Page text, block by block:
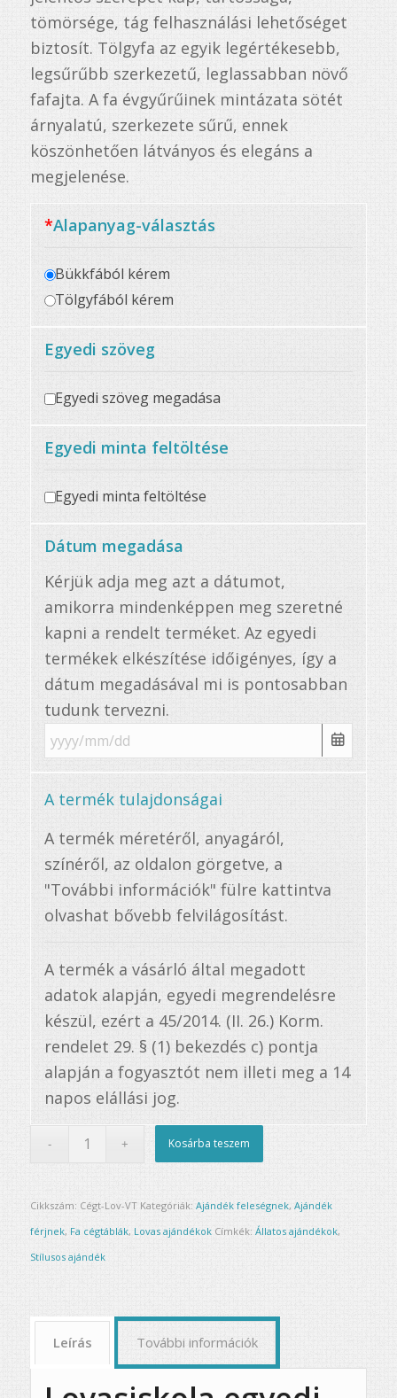
tömörsége, tág felhasználási lehetőséget
biztosít. Tölgyfa az egyik legértékesebb,
legsűrűbb szerkezetű, leglassabban növő
fafajta. A fa évgyűrűinek mintázata sötét
árnyalatú, szerkezete sűrű, ennek
köszönhetően látványos és elegáns a
megjelenése.
*Alapanyag-választás
Bükkfából kérem
Tölgyfából kérem
Egyedi szöveg
Egyedi szöveg megadása
Egyedi minta feltöltése
Egyedi minta feltöltése
Dátum megadása
Kérjük adja meg azt a dátumot,
amikorra mindenképpen meg szeretné
kapni a rendelt terméket. Az egyedi
termékek elkészítése időigényes, így a
dátum megadásával mi is pontosabban
tudunk tervezni.
A termék tulajdonságai
A termék méretéről, anyagáról,
színéről, az oldalon görgetve, a
"További információk" fülre kattintva
olvashat bővebb felvilágosítást.
A termék a vásárló által megadott
adatok alapján, egyedi megrendelésre
készül, ezért a 45/2014. (II. 26.) Korm.
rendelet 29. § (1) bekezdés c) pontja
alapján a fogyasztót nem illeti meg a 14
napos elállási jog.
Kosárba teszem
Cikkszám: Cégt-Lov-VT Kategóriák: Ajándék feleségnek, Ajándék
férjnek, Fa cégtáblák, Lovas ajándékok Címkék: Állatos ajándékok,
Stílusos ajándék
Leírás További információk